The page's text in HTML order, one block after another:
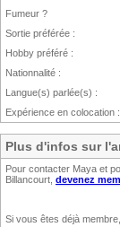
Fumeur ?
Sortie préférée :
Hobby préféré :
Nationnalité :
Langue(s) parlée(s) :
Expérience en colocation :
Plus d'infos sur
Pour contacter Maya et
Billancourt, devenez
Si vous êtes déjà